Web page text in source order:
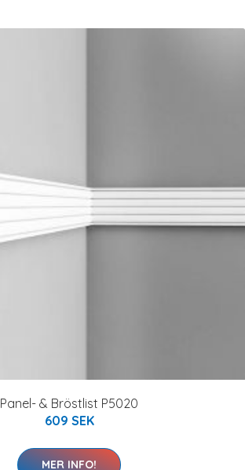
Panel- & Bröstlist P5020
609 SEK
MER INFO!